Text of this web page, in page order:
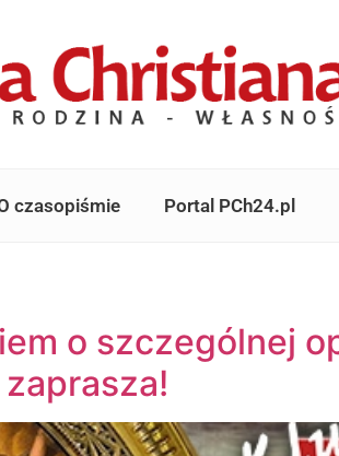
czasopiśmie Portal PCh24.pl
o szczególnej